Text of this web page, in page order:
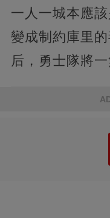
一人一城本應
變成制約庫里
后，勇士隊將一